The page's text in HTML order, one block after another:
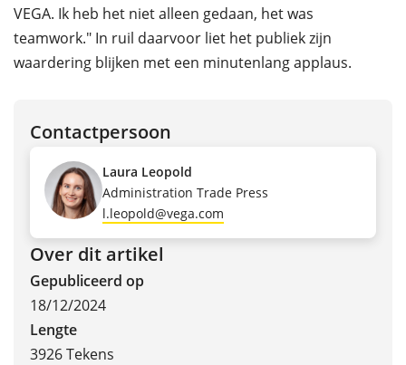
VEGA. Ik heb het niet alleen gedaan, het was
teamwork." In ruil daarvoor liet het publiek zijn
waardering blijken met een minutenlang applaus.
Contactpersoon
Laura Leopold
Administration Trade Press
l.leopold@vega.com
Over dit artikel
Gepubliceerd op
18/12/2024
Lengte
3926 Tekens